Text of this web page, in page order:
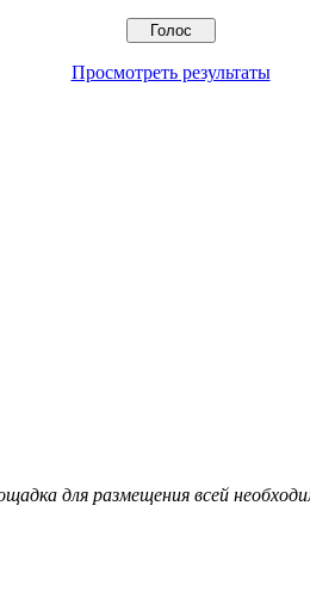
Просмотреть результаты
для размещения всей